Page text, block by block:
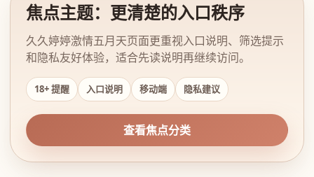
焦点主题：更清楚的入口秩序
久久婷婷激情五月天页面更重视入口说明、筛选提示
和隐私友好体验，适合先读说明再继续访问。
18+ 提醒 入口说明 移动端 隐私建议
查看焦点分类